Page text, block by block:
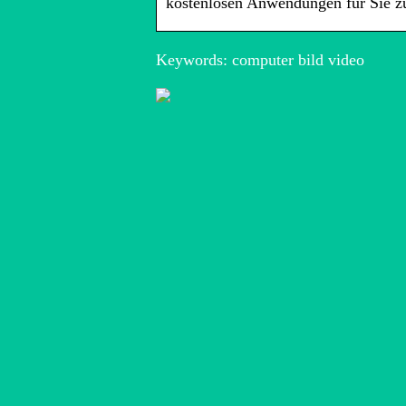
Keywords: computer bild video